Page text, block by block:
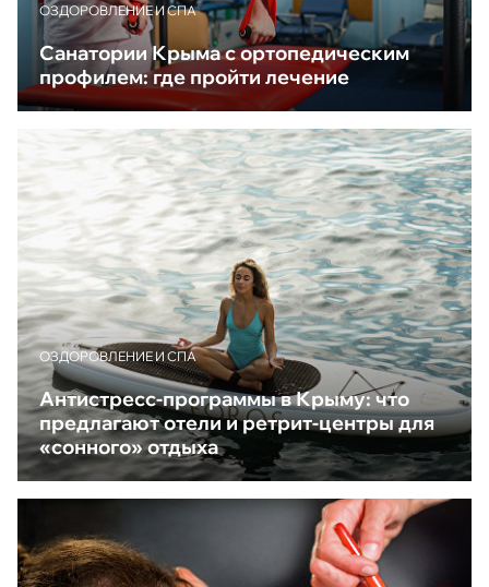
ОЗДОРОВЛЕНИЕ И СПА
Санатории Крыма с ортопедическим
профилем: где пройти лечение
ОЗДОРОВЛЕНИЕ И СПА
Антистресс-программы в Крыму: что
предлагают отели и ретрит-центры для
«сонного» отдыха